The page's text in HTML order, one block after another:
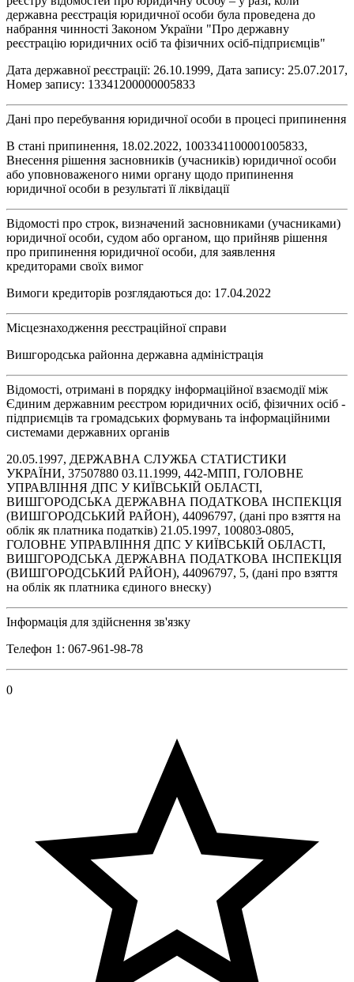
державна реєстрація юридичної особи була проведена до
набрання чинності Законом України "Про державну
реєстрацію юридичних осіб та фізичних осіб-підприємців"
Дата державної реєстрації: 26.10.1999, Дата запису: 25.07.2017,
Номер запису: 13341200000005833
Дані про перебування юридичної особи в процесі припинення
В стані припинення, 18.02.2022, 1003341100001005833,
Внесення рішення засновників (учасників) юридичної особи
або уповноваженого ними органу щодо припинення
юридичної особи в результаті її ліквідації
Відомості про строк, визначений засновниками (учасниками)
юридичної особи, судом або органом, що прийняв рішення
про припинення юридичної особи, для заявлення
кредиторами своїх вимог
Вимоги кредиторів розглядаються до: 17.04.2022
Місцезнаходження реєстраційної справи
Вишгородська районна державна адміністрація
Відомості, отримані в порядку інформаційної взаємодії між
Єдиним державним реєстром юридичних осіб, фізичних осіб -
підприємців та громадських формувань та інформаційними
системами державних органів
20.05.1997, ДЕРЖАВНА СЛУЖБА СТАТИСТИКИ
УКРАЇНИ, 37507880 03.11.1999, 442-МПП, ГОЛОВНЕ
УПРАВЛІННЯ ДПС У КИЇВСЬКІЙ ОБЛАСТІ,
ВИШГОРОДСЬКА ДЕРЖАВНА ПОДАТКОВА ІНСПЕКЦІЯ
(ВИШГОРОДСЬКИЙ РАЙОН), 44096797, (дані про взяття на
облік як платника податків) 21.05.1997, 100803-0805,
ГОЛОВНЕ УПРАВЛІННЯ ДПС У КИЇВСЬКІЙ ОБЛАСТІ,
ВИШГОРОДСЬКА ДЕРЖАВНА ПОДАТКОВА ІНСПЕКЦІЯ
(ВИШГОРОДСЬКИЙ РАЙОН), 44096797, 5, (дані про взяття
на облік як платника єдиного внеску)
Інформація для здійснення зв'язку
Телефон 1: 067-961-98-78
0